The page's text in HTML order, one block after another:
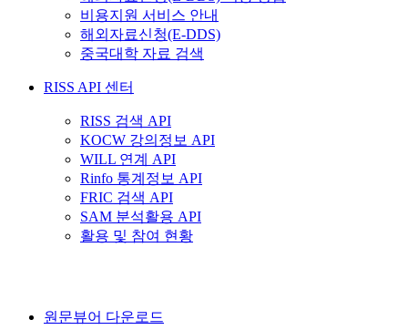
비용지원 서비스 안내
해외자료신청(E-DDS)
중국대학 자료 검색
RISS API 센터
RISS 검색 API
KOCW 강의정보 API
WILL 연계 API
Rinfo 통계정보 API
FRIC 검색 API
SAM 분석활용 API
활용 및 참여 현황
원문뷰어 다운로드